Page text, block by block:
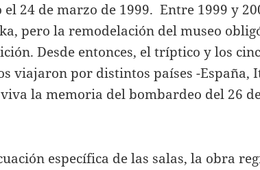
24 de marzo de 1999. Entre 1999 y
pero la remodelación del museo
Desde entonces, el tríptico y los
viajaron por distintos países -España,
la memoria del bombardeo del 26
específica de las salas, la obra